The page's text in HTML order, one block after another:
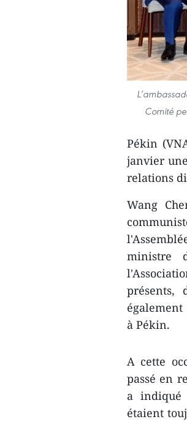
Comité
Pékin
janvier
relations
Wang
ministre
présents,
à Pékin.
A cette
passé en
a indiqué
étaient